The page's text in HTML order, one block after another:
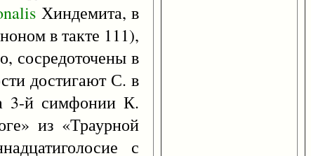
Хиндемита, в
в такте 111),
сосредоточены в
достигают С. в
3-й симфонии К.
из «Траурной
с